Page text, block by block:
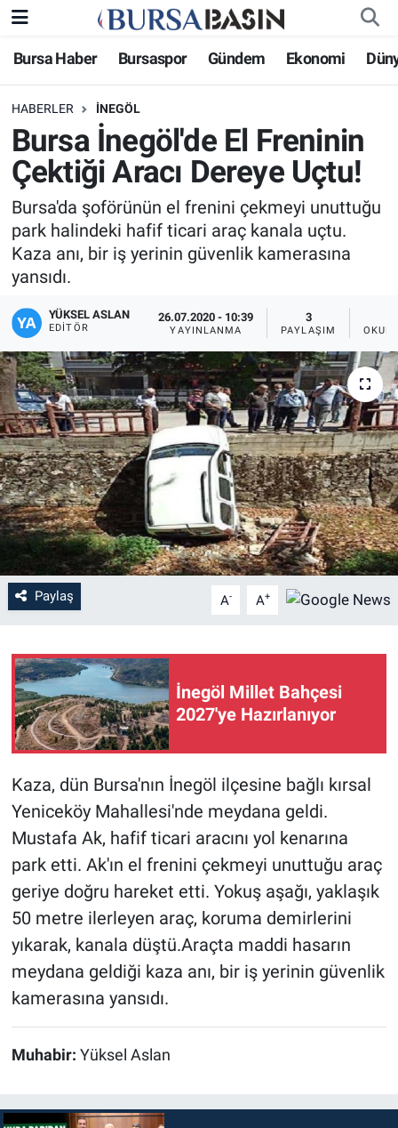
Bursa Haber Bursaspor Gündem Ekonomi
HABERLER İNEGÖL
Bursa İnegöl'de El Freninin
Çektiği Aracı Dereye Uçtu!
Bursa'da şoförünün el frenini çekmeyi unuttuğu
park halindeki hafif ticari araç kanala uçtu.
Kaza anı, bir iş yerinin güvenlik kamerasına
yansıdı.
YÜKSEL ASLAN
EDITÖR
26.07.2020 - 10:39
YAYINLANMA
3
PAYLAŞIM
Paylaş A- A+
İnegöl Millet Bahçesi
2027'ye Hazırlanıyor
Kaza, dün Bursa'nın İnegöl ilçesine bağlı kırsal
Yeniceköy Mahallesi'nde meydana geldi.
Mustafa Ak, hafif ticari aracını yol kenarına
park etti. Ak'ın el frenini çekmeyi unuttuğu araç
geriye doğru hareket etti. Yokuş aşağı, yaklaşık
50 metre ilerleyen araç, koruma demirlerini
yıkarak, kanala düştü.Araçta maddi hasarın
meydana geldiği kaza anı, bir iş yerinin güvenlik
kamerasına yansıdı.
Muhabir: Yüksel Aslan
Bursa Haber
Genel
Politika
Bilim, Teknoloji
KÜLTÜR-SANAT
Gündem
Sağlık
Eğitim
Ekonomi
Dünya
Teknoloji
Magazin
Siyaset
Yaşam
Spor
Nöbetçi Eczaneler
Bursa Nöbetçi Eczaneler
Bursa Hava Durumu
Bursa Namaz Vakitleri
Bursa Trafik Yoğunluk Haritası
Süper Lig Puan Durumu ve Fikstür
Haber Arşivi